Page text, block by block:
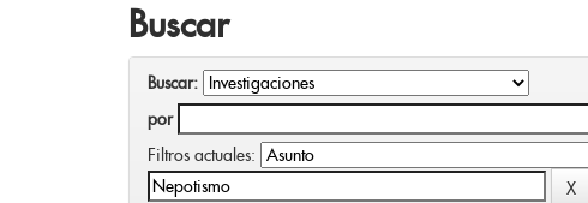
Buscar
Buscar:
por
Filtros actuales: